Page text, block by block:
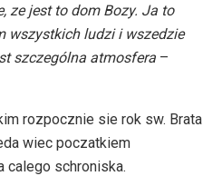
ze jest to dom Bozy. Ja to
wszystkich ludzi i wszedzie
szczególna atmosfera –
rozpocznie sie rok sw. Brata
wiec poczatkiem
calego schroniska.